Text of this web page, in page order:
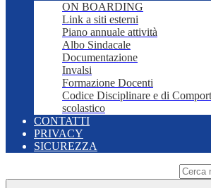
ON BOARDING
Link a siti esterni
Piano annuale attività
Albo Sindacale
Documentazione
Invalsi
Formazione Docenti
Codice Disciplinare e di
scolastico
CONTATTI
PRIVACY
SICUREZZA